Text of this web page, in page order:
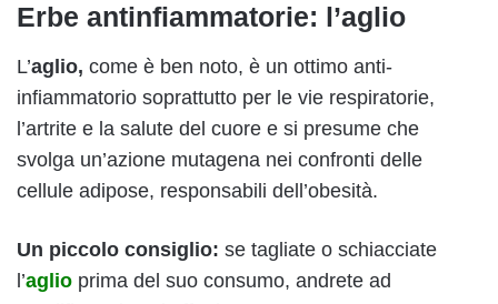
Erbe antinfiammatorie: l’aglio
L’aglio, come è ben noto, è un ottimo anti-
infiammatorio soprattutto per le vie respiratorie,
l’artrite e la salute del cuore e si presume che
svolga un’azione mutagena nei confronti delle
cellule adipose, responsabili dell’obesità.
Un piccolo consiglio: se tagliate o schiacciate
l’aglio prima del suo consumo, andrete ad